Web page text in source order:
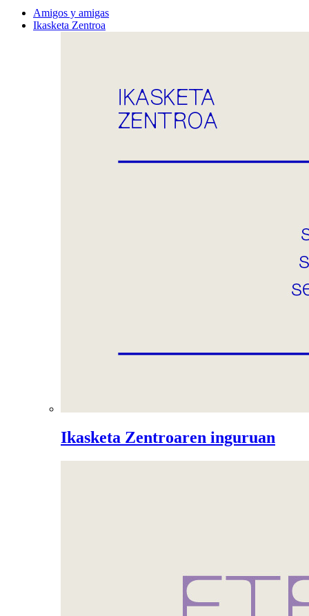
Amigos y amigas
Ikasketa Zentroa
Ikasketa Zentroaren inguruan